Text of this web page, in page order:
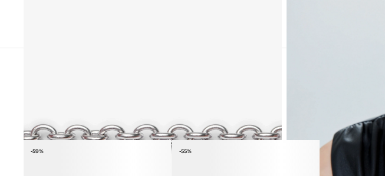
ПОХОЖИЕ ТОВАРЫ
-59% -55%